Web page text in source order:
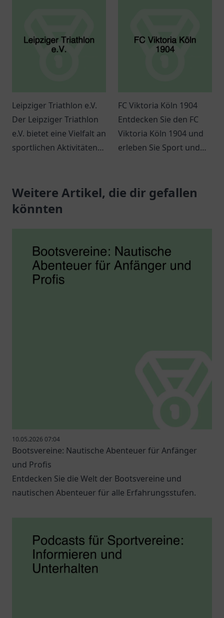
Leipziger Triathlon e.V.
Der Leipziger Triathlon
e.V. bietet eine Vielfalt an
sportlichen Aktivitäten
Sportbegeisterte.
FC Viktoria Köln 1904
Entdecken Sie den FC
Viktoria Köln 1904 und
erleben Sie Sport und
Fußballfans.
Weitere Artikel, die dir gefallen
könnten
10.05.2026 07:04
Bootsvereine: Nautische Abenteuer für Anfänger
und Profis
Entdecken Sie die Welt der Bootsvereine und
nautischen Abenteuer für alle Erfahrungsstufen.